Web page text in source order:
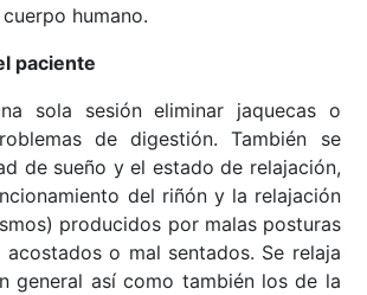
humano.
paciente
sola sesión eliminar jaquecas o
de digestión. También se
de sueño y el estado de relajación,
del riñón y la relajación
producidos por malas posturas
o mal sentados. Se relaja
general así como también los de la